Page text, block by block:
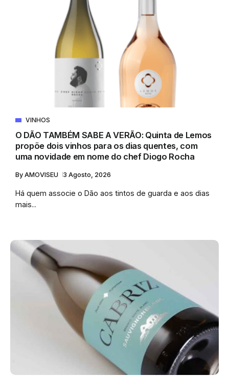
VINHOS
O DÃO TAMBÉM SABE A VERÃO: Quinta de Lemos
propõe dois vinhos para os dias quentes, com
uma novidade em nome do chef Diogo Rocha
By AMOVISEU 3 Agosto, 2026
Há quem associe o Dão aos tintos de guarda e aos dias
mais...